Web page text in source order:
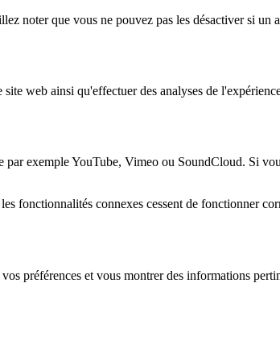
noter que vous ne pouvez pas les désactiver si un
web ainsi qu'effectuer des analyses de
exemple YouTube, Vimeo ou SoundCloud. Si
fonctionnalités connexes cessent de fonctionner
préférences et vous montrer des informations